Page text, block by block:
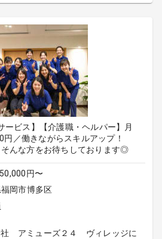
ービス】【介護職・ヘルパー】月
／働きながらスキルアップ！
そんな方をお待ちしております◎
円〜
岡市博多区
社 アミューズ２４ ヴィレッジに